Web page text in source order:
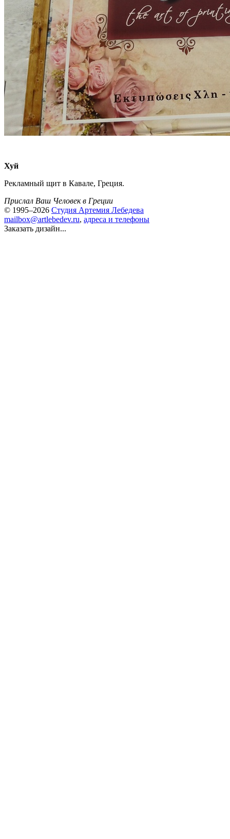
Хуй
Рекламный щит в Кавале, Греция.
Прислал Ваш Человек в Греции
© 1995–2026 Студия Артемия Лебедева
mailbox@artlebedev.ru, адреса и телефоны
Заказать дизайн...